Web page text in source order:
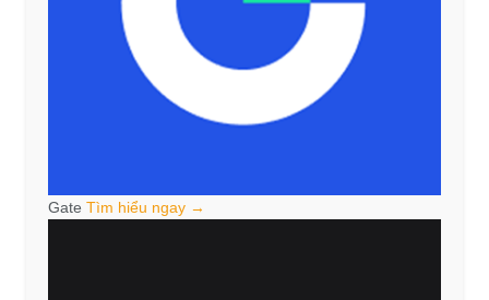
Gate Tìm hiểu ngay →